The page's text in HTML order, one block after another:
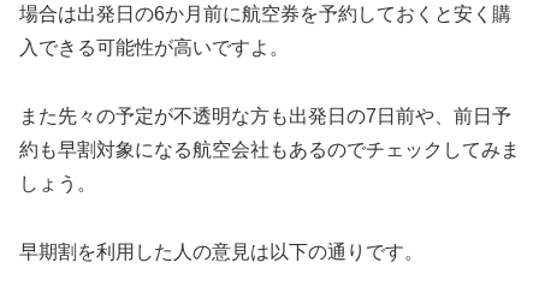
場合は出発日の6か月前に航空券を予約しておくと安く購
入できる可能性が高いですよ。
また先々の予定が不透明な方も出発日の7日前や、前日予
約も早割対象になる航空会社もあるのでチェックしてみま
しょう。
早期割を利用した人の意見は以下の通りです。